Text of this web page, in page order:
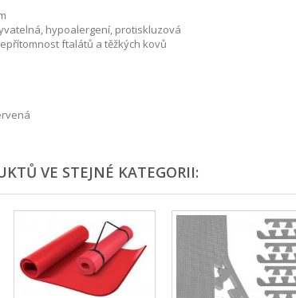
hypoalergení, protiskluzová
ftalátů a těžkých kovů
VE STEJNÉ KATEGORII: